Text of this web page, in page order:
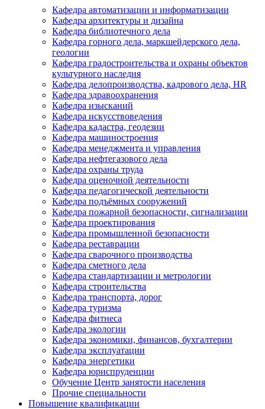
Кафедра автоматизации и информатизации
Кафедра архитектуры и дизайна
Кафедра библиотечного дела
Кафедра горного дела, маркшейдерского дела,
геологии
Кафедра градостроительства и охраны объектов
культурного наследия
Кафедра делопроизводства, кадрового дела, HR
Кафедра здравоохранения
Кафедра изысканий
Кафедра искусствоведения
Кафедра кадастра, геодезии
Кафедра машиностроения
Кафедра менеджмента и управления
Кафедра нефтегазового дела
Кафедра охраны труда
Кафедра оценочной деятельности
Кафедра педагогической деятельности
Кафедра подъёмных сооружений
Кафедра пожарной безопасности, сигнализации
Кафедра проектирования
Кафедра промышленной безопасности
Кафедра реставрации
Кафедра сварочного производства
Кафедра сметного дела
Кафедра стандартизации и метрологии
Кафедра строительства
Кафедра транспорта, дорог
Кафедра туризма
Кафедра фитнеса
Кафедра экологии
Кафедра экономики, финансов, бухгалтерии
Кафедра эксплуатации
Кафедра энергетики
Кафедра юриспруденции
Обучение Центр занятости населения
Прочие специальности
Повышение квалификации